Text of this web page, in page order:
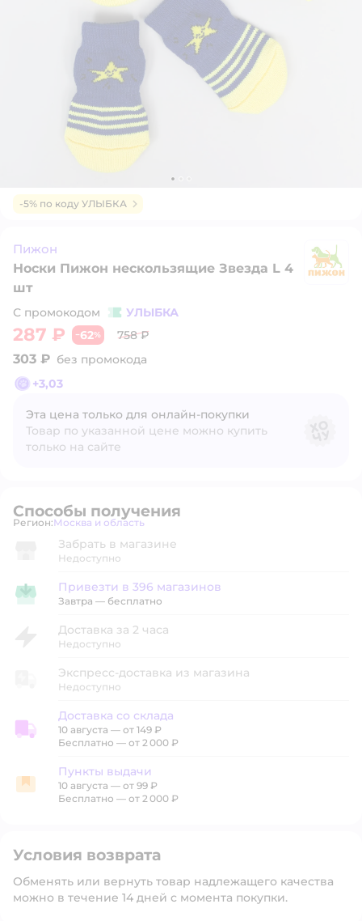
-5% по коду УЛЫБКА
Пижон
Носки Пижон нескользящие Звезда L 4
шт
С промокодом УЛЫБКА
287 ₽ −62% 758 ₽
303 ₽ без промокода
+3,03
Эта цена только для онлайн‑покупки
Товар по указанной цене можно купить
только на сайте
Способы получения
Регион: Выбор адреса доставки.
Москва и область
Забрать в магазине
Недоступно
Привезти в магазин
Привезти в 396 магазинов
Завтра — бесплатно
Доставка за 2 часа
Недоступно
Экспресс-доставка из магазина
Недоступно
Доставка со склада
Доставка со склада
10 августа — от 149 ₽
Бесплатно — от 2 000 ₽
Пункты выдачи
Пункты выдачи
10 августа — от 99 ₽
Бесплатно — от 2 000 ₽
Условия возврата
Обменять или вернуть товар надлежащего качества
можно в течение 14 дней с момента покупки.